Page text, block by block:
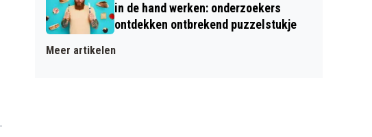
in de hand werken: onderzoekers
ontdekken ontbrekend puzzelstukje
Meer artikelen